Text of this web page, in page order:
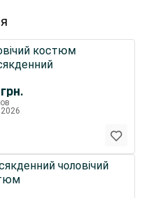
грн.
костюм
чоловічий